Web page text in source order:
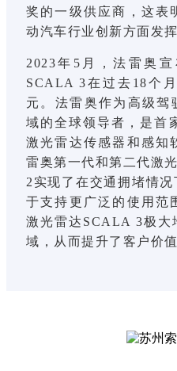
奖的一级供应商，这表
动汽车行业创新方面发
2023年5月，法雷奥
SCALA 3在过去18个
元。法雷奥作为高级驾
域的全球领导者，是首
激光雷达传感器和感知
雷奥第一代和第二代激
2实现了在交通拥堵情
于支持更广泛的使用范
激光雷达SCALA 3极大
域，从而提升了客户价值